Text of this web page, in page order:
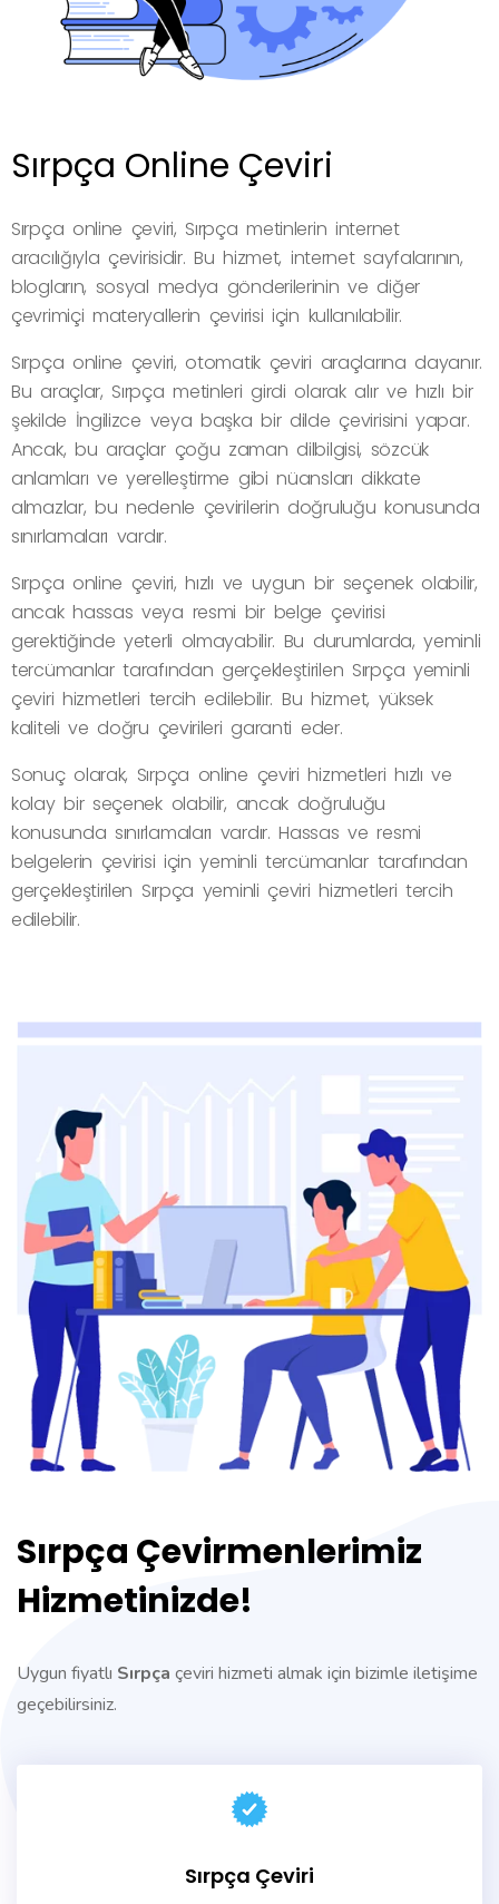
Sırpça Online Çeviri
Sırpça online çeviri, Sırpça metinlerin internet
aracılığıyla çevirisidir. Bu hizmet, internet sayfalarının,
blogların, sosyal medya gönderilerinin ve diğer
çevrimiçi materyallerin çevirisi için kullanılabilir.
Sırpça online çeviri, otomatik çeviri araçlarına dayanır.
Bu araçlar, Sırpça metinleri girdi olarak alır ve hızlı bir
şekilde İngilizce veya başka bir dilde çevirisini yapar.
Ancak, bu araçlar çoğu zaman dilbilgisi, sözcük
anlamları ve yerelleştirme gibi nüansları dikkate
almazlar, bu nedenle çevirilerin doğruluğu konusunda
sınırlamaları vardır.
Sırpça online çeviri, hızlı ve uygun bir seçenek olabilir,
ancak hassas veya resmi bir belge çevirisi
gerektiğinde yeterli olmayabilir. Bu durumlarda, yeminli
tercümanlar tarafından gerçekleştirilen Sırpça yeminli
çeviri hizmetleri tercih edilebilir. Bu hizmet, yüksek
kaliteli ve doğru çevirileri garanti eder.
Sonuç olarak, Sırpça online çeviri hizmetleri hızlı ve
kolay bir seçenek olabilir, ancak doğruluğu
konusunda sınırlamaları vardır. Hassas ve resmi
belgelerin çevirisi için yeminli tercümanlar tarafından
gerçekleştirilen Sırpça yeminli çeviri hizmetleri tercih
edilebilir.
Sırpça Çevirmenlerimiz
Hizmetinizde!
Uygun fiyatlı Sırpça çeviri hizmeti almak için bizimle iletişime
geçebilirsiniz.
Sırpça Çeviri